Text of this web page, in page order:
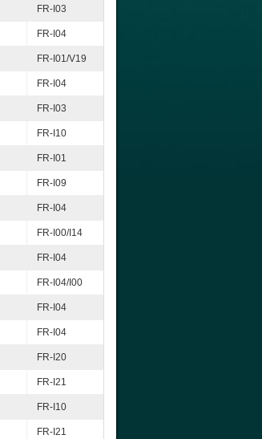
FR-I03
FR-I04
FR-I01/V19
FR-I04
FR-I03
FR-I10
FR-I01
FR-I09
FR-I04
FR-I00/I14
FR-I04
FR-I04/I00
FR-I04
FR-I04
FR-I20
FR-I21
FR-I10
FR-I21